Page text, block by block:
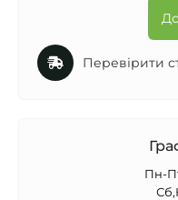
Перевірити
Пн-